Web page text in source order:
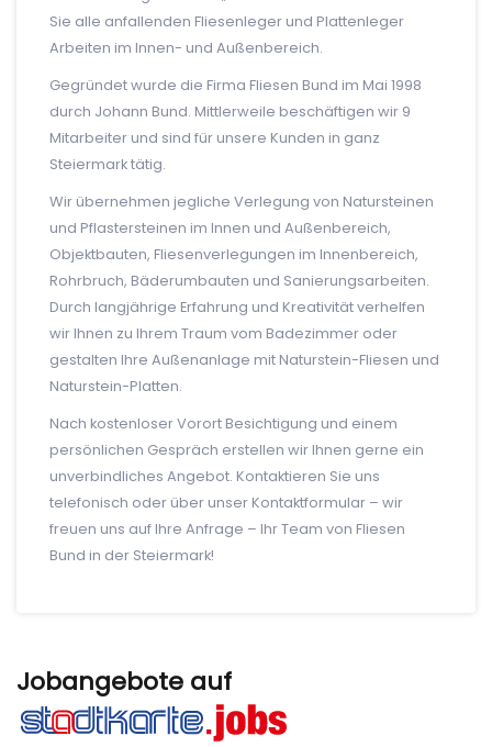
Sie alle anfallenden Fliesenleger und Plattenleger
Arbeiten im Innen- und Außenbereich.
Gegründet wurde die Firma Fliesen Bund im Mai 1998
durch Johann Bund. Mittlerweile beschäftigen wir 9
Mitarbeiter und sind für unsere Kunden in ganz
Steiermark tätig.
Wir übernehmen jegliche Verlegung von Natursteinen
und Pflastersteinen im Innen und Außenbereich,
Objektbauten, Fliesenverlegungen im Innenbereich,
Rohrbruch, Bäderumbauten und Sanierungsarbeiten.
Durch langjährige Erfahrung und Kreativität verhelfen
wir Ihnen zu Ihrem Traum vom Badezimmer oder
gestalten Ihre Außenanlage mit Naturstein-Fliesen und
Naturstein-Platten.
Nach kostenloser Vorort Besichtigung und einem
persönlichen Gespräch erstellen wir Ihnen gerne ein
unverbindliches Angebot. Kontaktieren Sie uns
telefonisch oder über unser Kontaktformular – wir
freuen uns auf Ihre Anfrage – Ihr Team von Fliesen
Bund in der Steiermark!
Jobangebote auf